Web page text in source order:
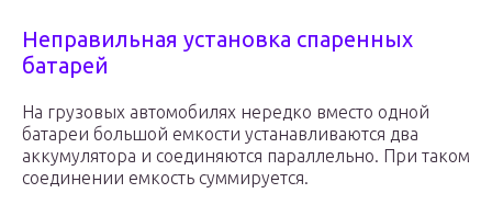
Неправильная установка спаренных
батарей
На грузовых автомобилях нередко вместо одной
батареи большой емкости устанавливаются два
аккумулятора и соединяются параллельно. При таком
соединении емкость суммируется.